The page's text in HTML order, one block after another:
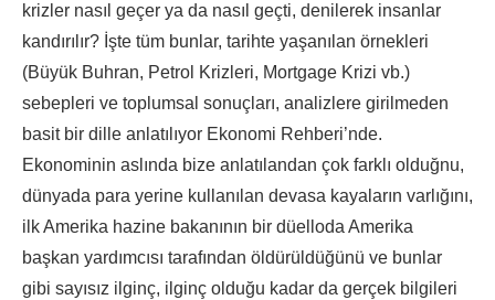
krizler nasıl geçer ya da nasıl geçti, denilerek insanlar
kandırılır? İşte tüm bunlar, tarihte yaşanılan örnekleri
(Büyük Buhran, Petrol Krizleri, Mortgage Krizi vb.)
sebepleri ve toplumsal sonuçları, analizlere girilmeden
basit bir dille anlatılıyor Ekonomi Rehberi’nde.
Ekonominin aslında bize anlatılandan çok farklı olduğnu,
dünyada para yerine kullanılan devasa kayaların varlığını,
ilk Amerika hazine bakanının bir düelloda Amerika
başkan yardımcısı tarafından öldürüldüğünü ve bunlar
gibi sayısız ilginç, ilginç olduğu kadar da gerçek bilgileri